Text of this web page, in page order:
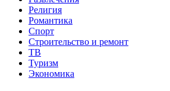
Религия
Романтика
Спорт
Строительство и ремонт
ТВ
Туризм
Экономика